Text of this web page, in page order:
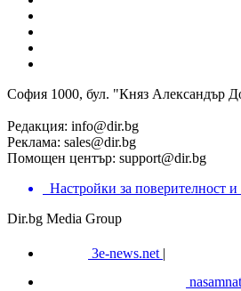
София 1000, бул. "Княз Александър
Редакция: info@dir.bg
Реклама: sales@dir.bg
Помощен център: support@dir.bg
Настройки за поверителност
Dir.bg Media Group
3e-news.net |